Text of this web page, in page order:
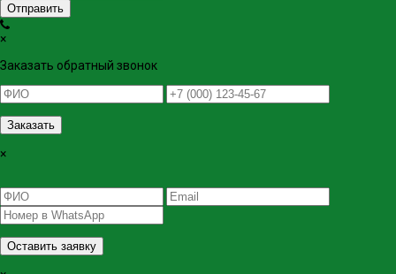
Отправить
×
Заказать обратный звонок
Заказать
×
Оставить заявку